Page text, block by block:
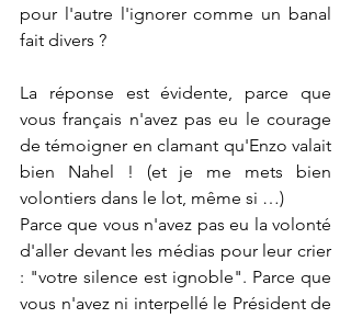
pour l'autre l'ignorer comme un banal
fait divers ?
La réponse est évidente, parce que
vous français n'avez pas eu le courage
de témoigner en clamant qu'Enzo valait
bien Nahel ! (et je me mets bien
volontiers dans le lot, même si …)
Parce que vous n'avez pas eu la volonté
d'aller devant les médias pour leur crier
: "votre silence est ignoble". Parce que
vous n'avez ni interpellé le Président de